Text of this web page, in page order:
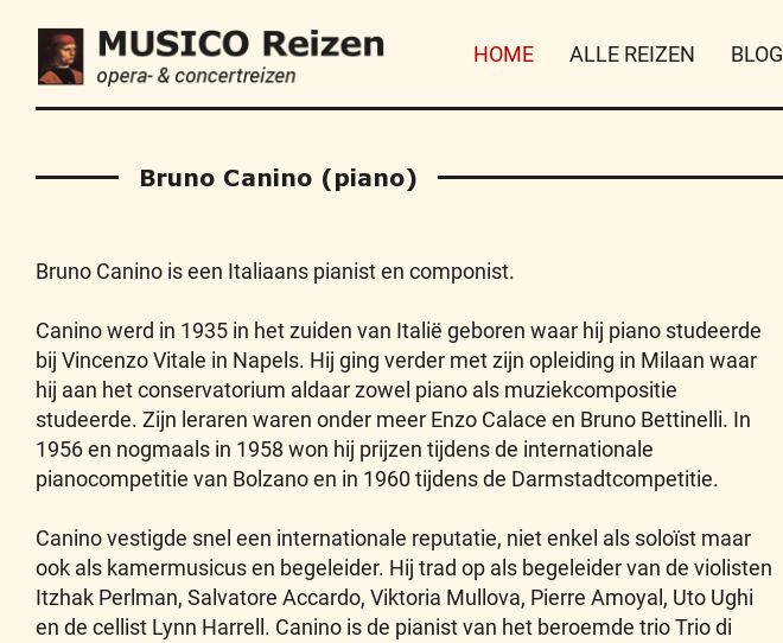
HOME ALLE REIZEN BLOG
Bruno Canino (piano)
Bruno Canino is een Italiaans pianist en componist.
Canino werd in 1935 in het zuiden van Italië geboren waar hij piano studeerde
bij Vincenzo Vitale in Napels. Hij ging verder met zijn opleiding in Milaan waar
hij aan het conservatorium aldaar zowel piano als muziekcompositie
studeerde. Zijn leraren waren onder meer Enzo Calace en Bruno Bettinelli. In
1956 en nogmaals in 1958 won hij prijzen tijdens de internationale
pianocompetitie van Bolzano en in 1960 tijdens de Darmstadtcompetitie.
Canino vestigde snel een internationale reputatie, niet enkel als soloïst maar
ook als kamermusicus en begeleider. Hij trad op als begeleider van de violisten
Itzhak Perlman, Salvatore Accardo, Viktoria Mullova, Pierre Amoyal, Uto Ughi
en de cellist Lynn Harrell. Canino is de pianist van het beroemde trio Trio di